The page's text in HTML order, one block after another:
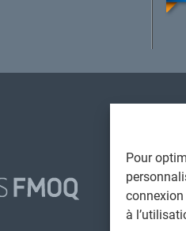
Pour
connexion
à